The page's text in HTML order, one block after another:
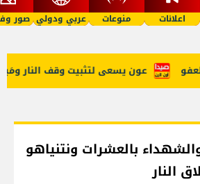
اعلانات منوعات عربي ودولي صور
عون يسعى لتثبيت وقف النار ومَيل
بالعشرات ونتنياهو
النار